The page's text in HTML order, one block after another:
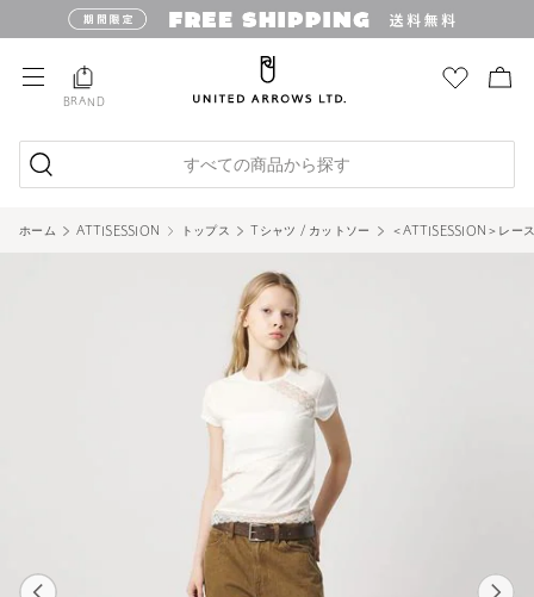
BRAND
すべての商品から探す
ホーム ATTISESSION トップス Tシャツ / カットソー ＜ATTISESSION＞レー